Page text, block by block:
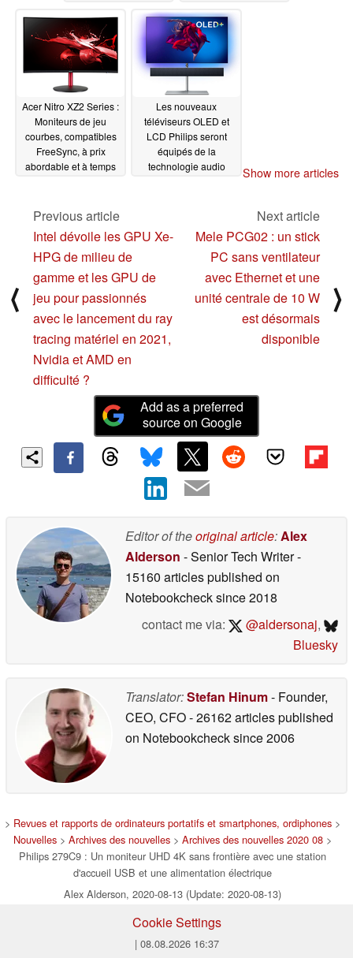
Acer Nitro XZ2 Series :
Moniteurs de jeu
courbes, compatibles
FreeSync, à prix
abordable et à temps
07/18/2020
Les nouveaux
téléviseurs OLED et
LCD Philips seront
équipés de la
technologie audio
Show more articles
⟨
Previous article
Intel dévoile les GPU Xe-
HPG de milieu de
gamme et les GPU de
jeu pour passionnés
avec le lancement du ray
tracing matériel en 2021,
Nvidia et AMD en
difficulté ?
Next article
Mele PCG02 : un stick
PC sans ventilateur
avec Ethernet et une
unité centrale de 10 W
est désormais
disponible
⟩
Add as a preferred
source on Google
Editor of theoriginal article:Alex
Alderson - Senior Tech Writer-
15160 articles published on
Notebookchecksince 2018
contact me via:
@aldersonaj,
Bluesky
Translator:Stefan Hinum- Founder,
CEO, CFO- 26162 articles published
on Notebookchecksince 2006
> Revues et rapports de ordinateurs portatifs et smartphones, ordiphones >
Nouvelles > Archives des nouvelles > Archives des nouvelles 2020 08 >
Philips 279C9 : Un moniteur UHD 4K sans frontière avec une station
d'accueil USB et une alimentation électrique
Alex Alderson, 2020-08-13 (Update: 2020-08-13)
Cookie Settings
| 08.08.2026 16:37